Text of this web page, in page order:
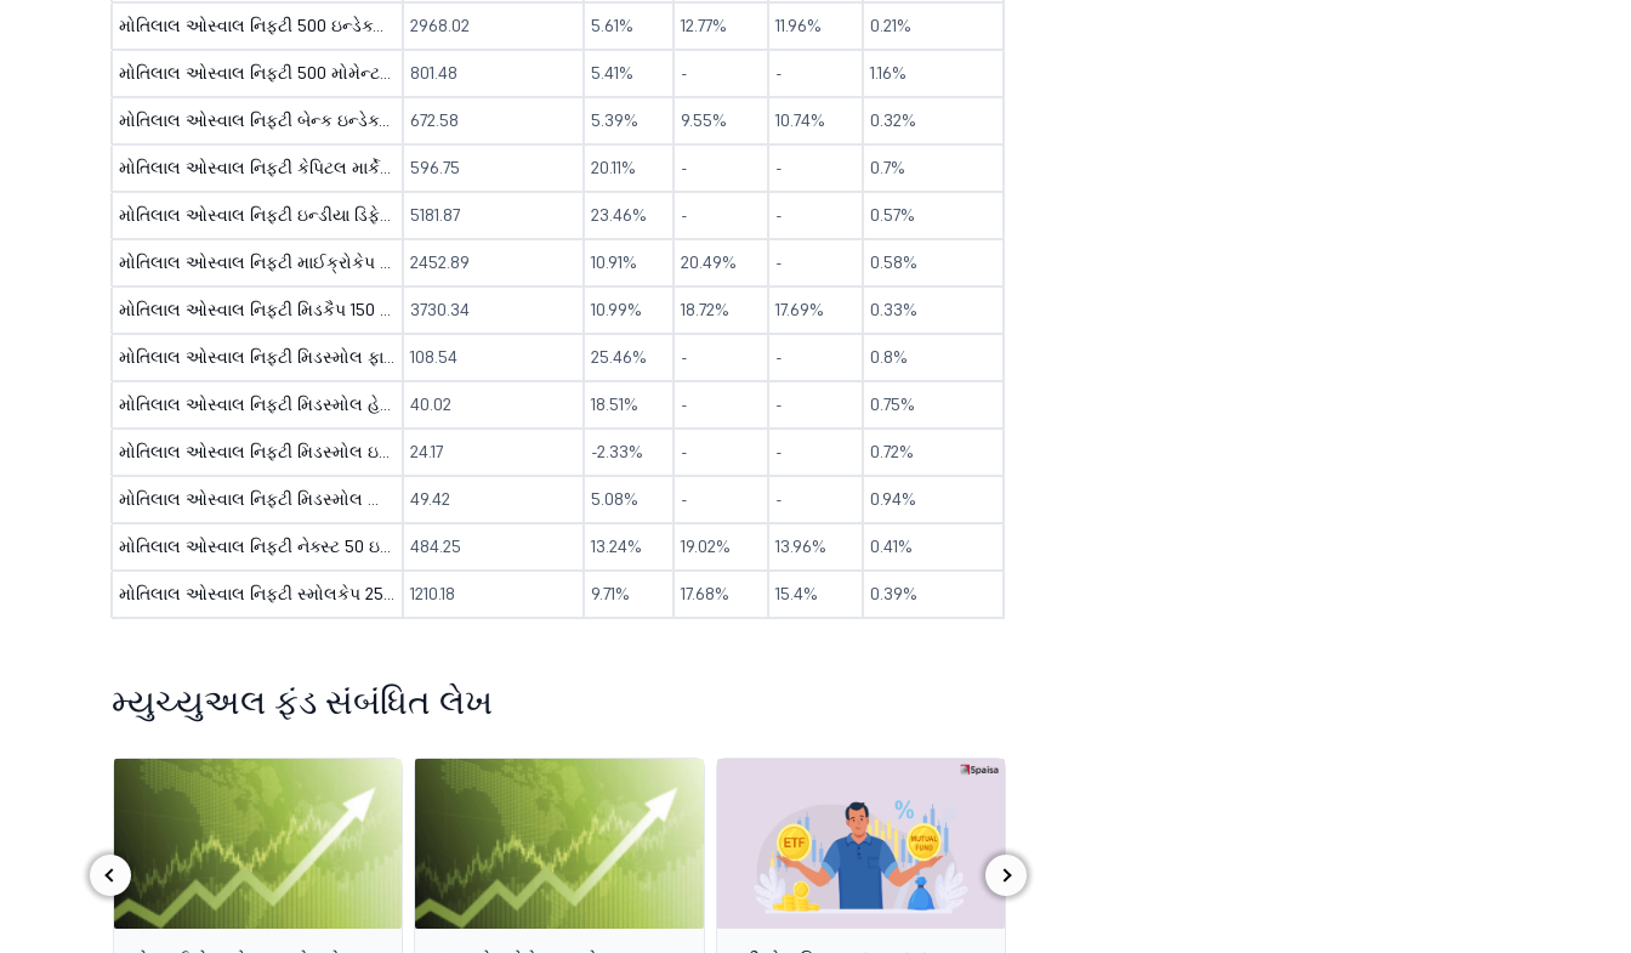
મોતિલાલ ઓસ્વાલ નિફ્ટી 500 ઇન્ડેક્સ ફન્ડ - ડાયરેક્ટ ( જિ ) 2968.02 5.61% 12.77% 11.96% 0.21%
મોતિલાલ ઓસ્વાલ નિફ્ટી 500 મોમેન્ટમ 50 ઇન્ડેક્સ ફન્ડ - ડીઆઇઆર ( જિ ) 801.48 5.41% - - 1.16%
મોતિલાલ ઓસ્વાલ નિફ્ટી બેન્ક ઇન્ડેક્સ ફન્ડ - ડાયરેક્ટ ( જિ ) 672.58 5.39% 9.55% 10.74% 0.32%
મોતિલાલ ઓસ્વાલ નિફ્ટી કેપિટલ માર્કેટ ઇન્ડેક્સ ફન્ડ - ડીઆઇઆર ( જિ ) 596.75 20.11% - - 0.7%
મોતિલાલ ઓસ્વાલ નિફ્ટી ઇન્ડીયા ડિફેન્સ ઇન્ડેક્સ ફન્ડ - ડીઆઇઆર ( જિ ) 5181.87 23.46% - - 0.57%
મોતિલાલ ઓસ્વાલ નિફ્ટી માઈક્રોકેપ 250 ઇન્ડેક્સ ફન્ડ - ડીઆઇઆર ( જિ ) 2452.89 10.91% 20.49% - 0.58%
મોતિલાલ ઓસ્વાલ નિફ્ટી મિડકૈપ 150 ઇન્ડેક્સ ફન્ડ - ડીઆઇઆર ( જિ ) 3730.34 10.99% 18.72% 17.69% 0.33%
મોતિલાલ ઓસ્વાલ નિફ્ટી મિડસ્મોલ ફાઈનેન્શિયલ સર્વિસેસ ઇન્ડેક્સ ફન્ડ - ડીઆઇઆર ( જિ ) 108.54 25.46% - - 0.8%
મોતિલાલ ઓસ્વાલ નિફ્ટી મિડસ્મોલ હેલ્થકેયર ઇન્ડેક્સ ફન્ડ - ડીઆઇઆર ( જિ ) 40.02 18.51% - - 0.75%
મોતિલાલ ઓસ્વાલ નિફ્ટી મિડસ્મોલ ઇન્ડીયા કન્સમ્પશન ઇન્ડેક્સ ફન્ડ - ડીઆઇઆર ( જિ ) 24.17 -2.33% - - 0.72%
મોતિલાલ ઓસ્વાલ નિફ્ટી મિડસ્મોલ આઈટી એન્ડ ટેલિકોમ ઇન્ડેક્સ ફન્ડ - ડીઆઇઆર ( જિ ) 49.42 5.08% - - 0.94%
મોતિલાલ ઓસ્વાલ નિફ્ટી નેક્સ્ટ 50 ઇન્ડેક્સ ફન્ડ - ડીઆઇઆર ( જિ ) 484.25 13.24% 19.02% 13.96% 0.41%
મોતિલાલ ઓસ્વાલ નિફ્ટી સ્મોલકેપ 250 ઇન્ડેક્સ ફન્ડ - ડીઆઇઆર ( જિ ) 1210.18 9.71% 17.68% 15.4% 0.39%
મ્યુચ્યુઅલ ફંડ સંબંધિત લેખ
‹
›